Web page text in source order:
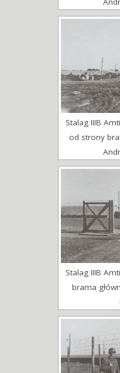
Stalag IIIB
od strony
Stalag IIIB
brama